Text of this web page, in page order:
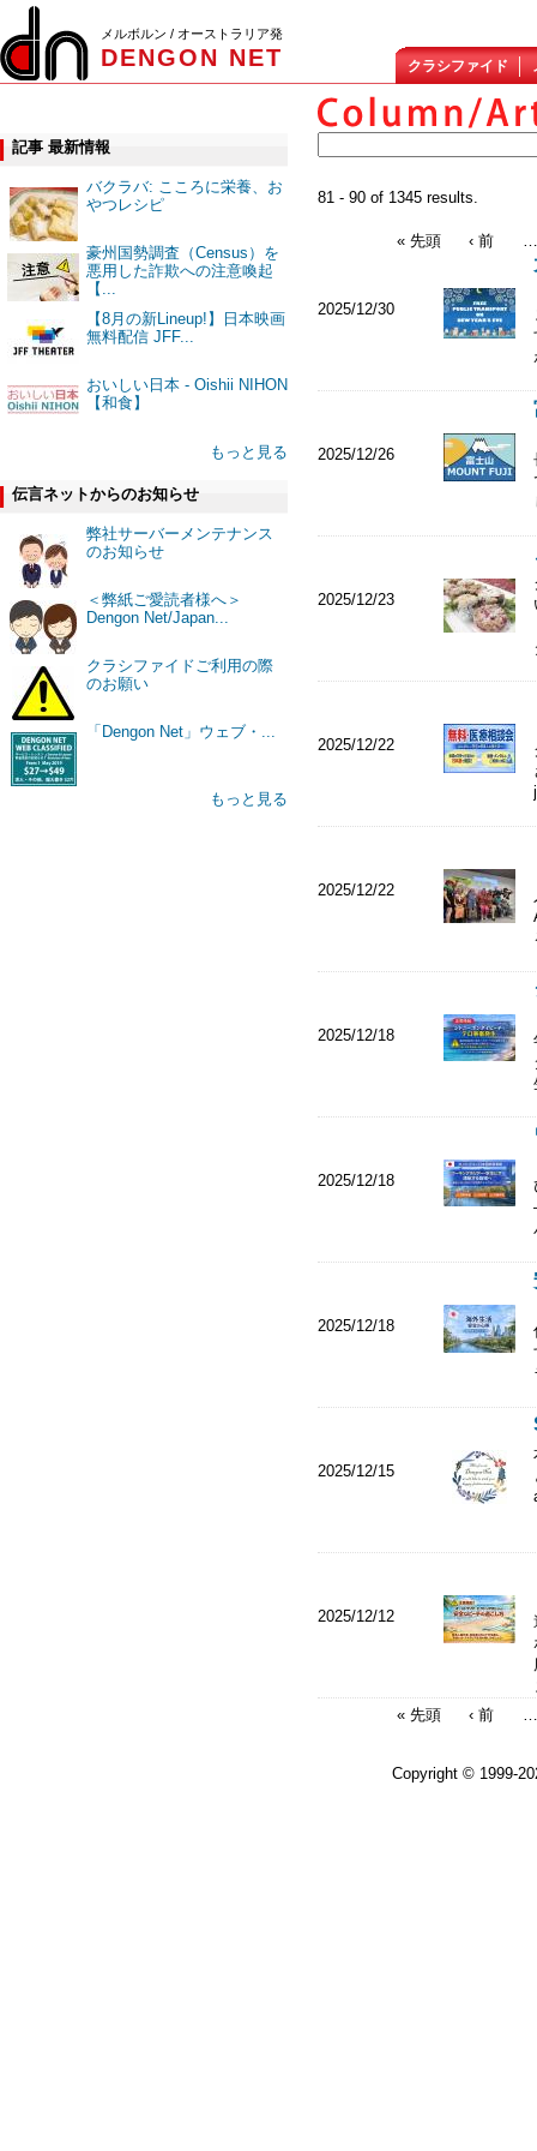
メルボルン / オーストラリア発
DENGON NET クラシファイド
記事 最新情報
バクラバ: こころに栄養、お
やつレシピ
豪州国勢調査（Census）を
悪用した詐欺への注意喚起
【...
【8月の新Lineup!】日本映画
無料配信 JFF...
おいしい日本 - Oishii NIHON
【和食】
もっと見る
伝言ネットからのお知らせ
弊社サーバーメンテナンス
のお知らせ
＜弊紙ご愛読者様へ＞
Dengon Net/Japan...
クラシファイドご利用の際
のお願い
「Dengon Net」ウェブ・...
もっと見る
81 - 90 of 1345 results.
« 先頭 ‹ 前
2025/12/30
2025/12/26
2025/12/23
2025/12/22
2025/12/22
2025/12/18
2025/12/18
2025/12/18
2025/12/15
2025/12/12
« 先頭
‹ 前
Copyright © 1999-